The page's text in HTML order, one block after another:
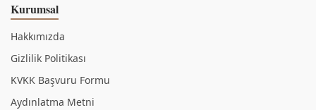
Kurumsal
Hakkımızda
Gizlilik Politikası
KVKK Başvuru Formu
Aydınlatma Metni